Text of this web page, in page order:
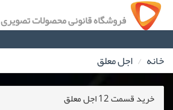
فروشگاه قانونی محصولات تصویری
خانه اجل معلق
خرید قسمت 12 اجل معلق